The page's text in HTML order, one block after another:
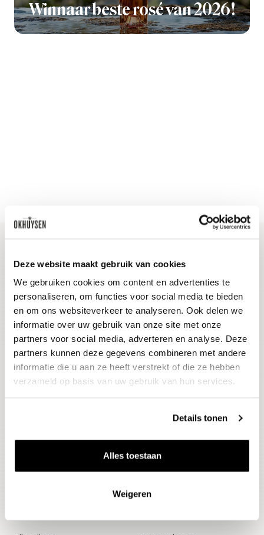
Deze website maakt gebruik van cookies
We gebruiken cookies om content en advertenties te
personaliseren, om functies voor social media te bieden
en om ons websiteverkeer te analyseren. Ook delen we
informatie over uw gebruik van onze site met onze
partners voor social media, adverteren en analyse. Deze
partners kunnen deze gegevens combineren met andere
informatie die u aan ze heeft verstrekt of die ze hebben
verzameld op basis van uw gebruik van hun services.
Details tonen
Alles toestaan
Weigeren
Winnaar beste rosé van 2026!
Blijf op de hoogte
Ontvang het laatste wijnnieuws, proeverijen en
evenementen
E-mailadres
Aanmelden
Thema's